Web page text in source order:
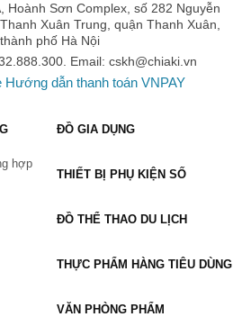
Hoành Sơn Complex, số 282 Nguyễn
Xuân Trung, quận Thanh Xuân,
thành phố Hà Nội
Email: cskh@chiaki.vn
Hướng dẫn thanh toán VNPAY
hợp
ĐỒ GIA DỤNG
THIẾT BỊ PHỤ KIỆN SỐ
ĐỒ THỂ THAO DU LỊCH
THỰC PHẨM HÀNG TIÊU DÙNG
VĂN PHÒNG PHẨM